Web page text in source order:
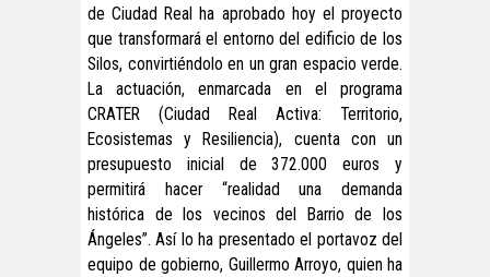
de Ciudad Real ha aprobado hoy el proyecto
que transformará el entorno del edificio de los
Silos, convirtiéndolo en un gran espacio verde.
La actuación, enmarcada en el programa
CRATER (Ciudad Real Activa: Territorio,
Ecosistemas y Resiliencia), cuenta con un
presupuesto inicial de 372.000 euros y
permitirá hacer “realidad una demanda
histórica de los vecinos del Barrio de los
Ángeles”. Así lo ha presentado el portavoz del
equipo de gobierno, Guillermo Arroyo, quien ha